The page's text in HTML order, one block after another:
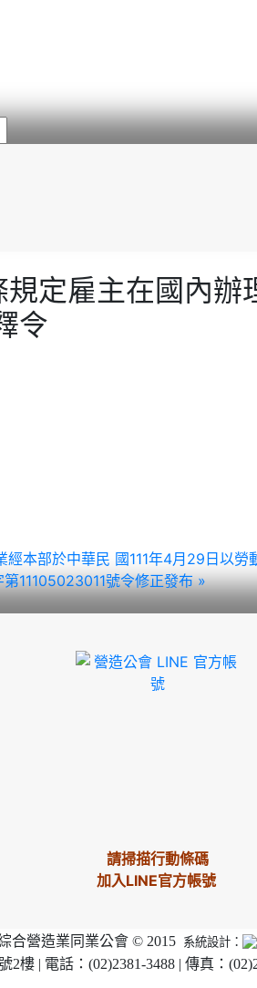
定雇主在國內
令
本部於中華民 國111年4月29日以
11105023011號令修正發布 »
請掃描行動條碼
加入LINE官方帳號
合營造業同業公會 © 2015 系統設計：
樓 | 電話：(02)2381-3488 | 傳真：